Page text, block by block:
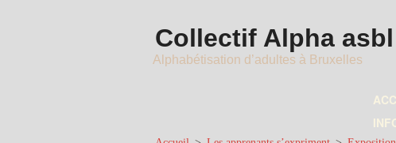
Collectif Alpha asbl
Alphabétisation d’adultes à Bruxelles